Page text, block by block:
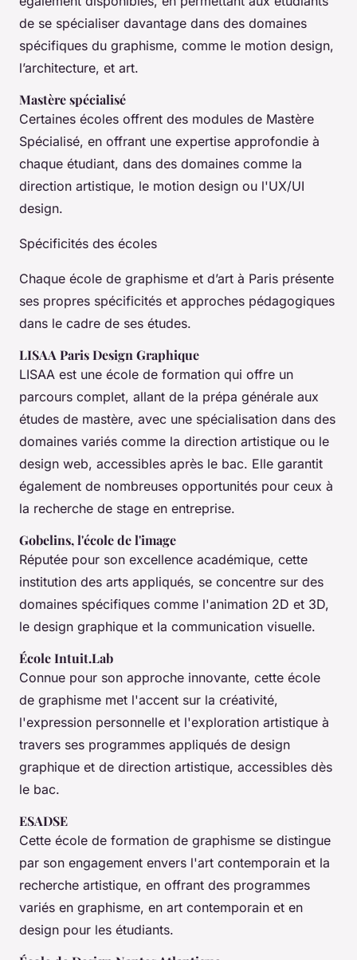
de se spécialiser davantage dans des domaines
spécifiques du graphisme, comme le motion design,
l’architecture, et art.
Mastère spécialisé
Certaines écoles offrent des modules de Mastère
Spécialisé, en offrant une expertise approfondie à
chaque étudiant, dans des domaines comme la
direction artistique, le motion design ou l'UX/UI
design.
Spécificités des écoles
Chaque école de graphisme et d’art à Paris présente
ses propres spécificités et approches pédagogiques
dans le cadre de ses études.
LISAA Paris Design Graphique
LISAA est une école de formation qui offre un
parcours complet, allant de la prépa générale aux
études de mastère, avec une spécialisation dans des
domaines variés comme la direction artistique ou le
design web, accessibles après le bac. Elle garantit
également de nombreuses opportunités pour ceux à
la recherche de stage en entreprise.
Gobelins, l'école de l'image
Réputée pour son excellence académique, cette
institution des arts appliqués, se concentre sur des
domaines spécifiques comme l'animation 2D et 3D,
le design graphique et la communication visuelle.
École Intuit.Lab
Connue pour son approche innovante, cette école
de graphisme met l'accent sur la créativité,
l'expression personnelle et l'exploration artistique à
travers ses programmes appliqués de design
graphique et de direction artistique, accessibles dès
le bac.
ESADSE
Cette école de formation de graphisme se distingue
par son engagement envers l'art contemporain et la
recherche artistique, en offrant des programmes
variés en graphisme, en art contemporain et en
design pour les étudiants.